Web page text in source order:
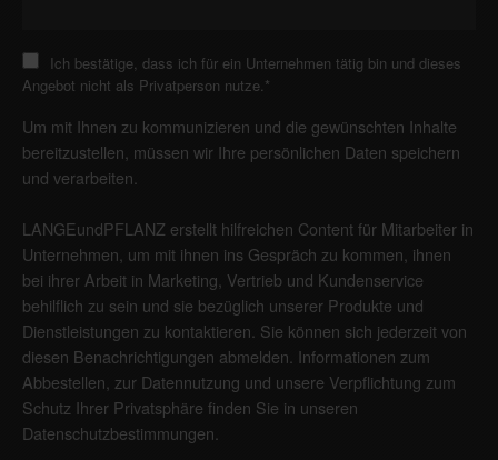
Ich bestätige, dass ich für ein Unternehmen tätig bin und dieses
Angebot nicht als Privatperson nutze. *
Um mit Ihnen zu kommunizieren und die gewünschten Inhalte
bereitzustellen, müssen wir Ihre persönlichen Daten speichern
und verarbeiten.
LANGEundPFLANZ erstellt hilfreichen Content für Mitarbeiter in
Unternehmen, um mit ihnen ins Gespräch zu kommen, ihnen
bei ihrer Arbeit in Marketing, Vertrieb und Kundenservice
behilflich zu sein und sie bezüglich unserer Produkte und
Dienstleistungen zu kontaktieren. Sie können sich jederzeit von
diesen Benachrichtigungen abmelden. Informationen zum
Abbestellen, zur Datennutzung und unsere Verpflichtung zum
Schutz Ihrer Privatsphäre finden Sie in unseren
Datenschutzbestimmungen